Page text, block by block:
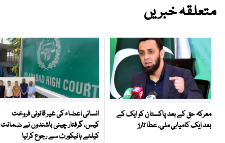
متعلقہ خبریں
معرکہ حق کے بعد پاکستان کو ایک کے
بعد ایک کامیابی ملی، عطا تارڑ
انسانی اعضاء کی غیر قانونی فروخت
کیس، گرفتار چینی باشندوں نے ضمانت
کیلئے ہائیکورٹ سے رجوع کرلیا